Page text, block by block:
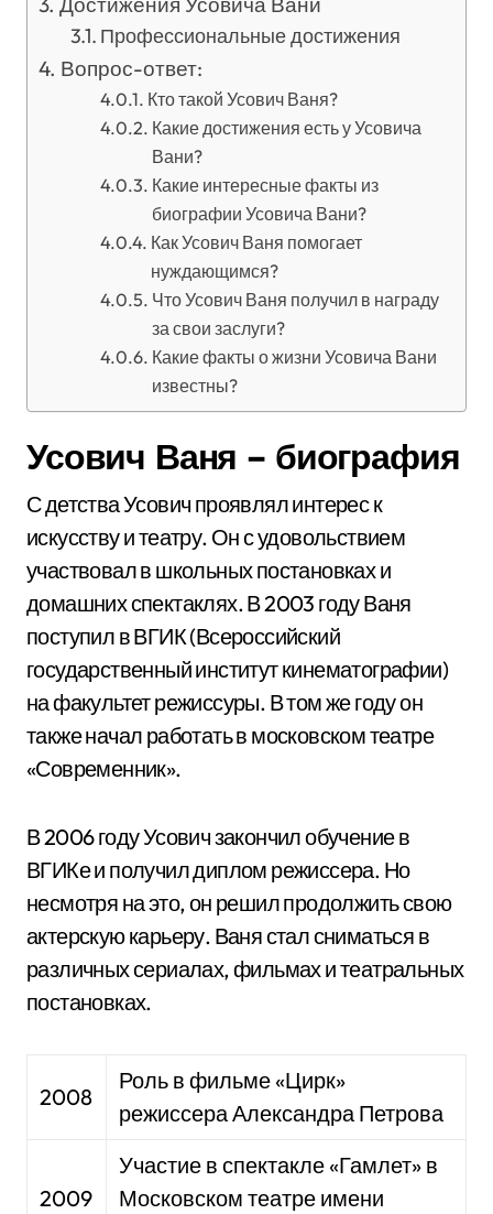
Профессиональные достижения
Вопрос-ответ:
Кто такой Усович Ваня?
Какие достижения есть у Усовича
Вани?
Какие интересные факты из
биографии Усовича Вани?
Как Усович Ваня помогает
нуждающимся?
Что Усович Ваня получил в награду
за свои заслуги?
Какие факты о жизни Усовича Вани
известны?
Усович Ваня – биография
С детства Усович проявлял интерес к
искусству и театру. Он с удовольствием
участвовал в школьных постановках и
домашних спектаклях. В 2003 году Ваня
поступил в ВГИК (Всероссийский
государственный институт кинематографии)
на факультет режиссуры. В том же году он
также начал работать в московском театре
«Современник».
В 2006 году Усович закончил обучение в
ВГИКе и получил диплом режиссера. Но
несмотря на это, он решил продолжить свою
актерскую карьеру. Ваня стал сниматься в
различных сериалах, фильмах и театральных
постановках.
2008
Роль в фильме «Цирк»
режиссера Александра Петрова
2009
Участие в спектакле «Гамлет» в
Московском театре имени